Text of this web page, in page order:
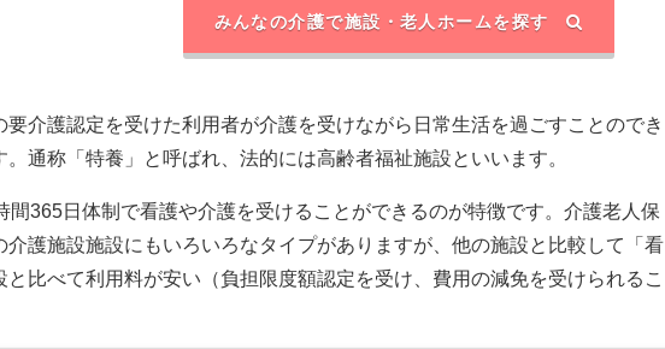
みんなの介護で施設・老人ホームを探す
介護認定を受けた利用者が介護を受けながら日常生活を過ごすことのでき
通称「特養」と呼ばれ、法的には高齢者福祉施設といいます。
365日体制で看護や介護を受けることができるのが特徴です。介護老人保
護施設施設にもいろいろなタイプがありますが、他の施設と比較して「看
比べて利用料が安い（負担限度額認定を受け、費用の減免を受けられるこ